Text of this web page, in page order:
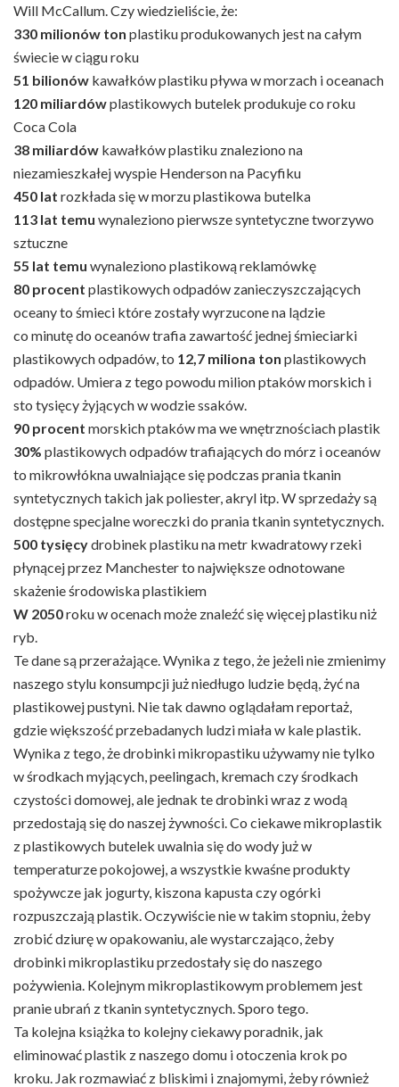
Will McCallum. Czy wiedzieliście, że:
330 milionów ton plastiku produkowanych jest na całym
świecie w ciągu roku
51 bilionów kawałków plastiku pływa w morzach i oceanach
120 miliardówplastikowych butelek produkuje co roku
Coca Cola
38 miliardów kawałków plastiku znaleziono na
niezamieszkałej wyspie Henderson na Pacyfiku
450 lat rozkłada się w morzu plastikowa butelka
113 lat temu wynaleziono pierwsze syntetyczne tworzywo
sztuczne
55 lat temu wynaleziono plastikową reklamówkę
80 procent plastikowych odpadów zanieczyszczających
oceany to śmieci które zostały wyrzucone na lądzie
co minutę do oceanów trafia zawartość jednej śmieciarki
plastikowych odpadów, to 12,7 miliona ton plastikowych
odpadów. Umiera z tego powodu milion ptaków morskich i
sto tysięcy żyjących w wodzie ssaków.
90 procent morskich ptaków ma we wnętrznościach plastik
30% plastikowych odpadów trafiających do mórz i oceanów
to mikrowłókna uwalniające się podczas prania tkanin
syntetycznych takich jak poliester, akryl itp. W sprzedaży są
dostępne specjalne woreczki do prania tkanin syntetycznych.
500 tysięcydrobinek plastiku na metr kwadratowy rzeki
płynącej przez Manchester to największe odnotowane
skażenie środowiska plastikiem
W 2050roku w ocenach może znaleźć się więcej plastiku niż
ryb.
Te dane są przerażające. Wynika z tego, że jeżeli nie zmienimy
naszego stylu konsumpcji już niedługo ludzie będą, żyć na
plastikowej pustyni. Nie tak dawno oglądałam reportaż,
gdzie większość przebadanych ludzi miała w kale plastik.
Wynika z tego, że drobinki mikropastiku używamy nie tylko
w środkach myjących, peelingach, kremach czy środkach
czystości domowej, ale jednak te drobinki wraz z wodą
przedostają się do naszej żywności. Co ciekawe mikroplastik
z plastikowych butelek uwalnia się do wody już w
temperaturze pokojowej, a wszystkie kwaśne produkty
spożywcze jak jogurty, kiszona kapusta czy ogórki
rozpuszczają plastik. Oczywiście nie w takim stopniu, żeby
zrobić dziurę w opakowaniu, ale wystarczająco, żeby
drobinki mikroplastiku przedostały się do naszego
pożywienia. Kolejnym mikroplastikowym problemem jest
pranie ubrań z tkanin syntetycznych. Sporo tego.
Ta kolejna książka to kolejny ciekawy poradnik, jak
eliminować plastik z naszego domu i otoczenia krok po
kroku. Jak rozmawiać z bliskimi i znajomymi, żeby również